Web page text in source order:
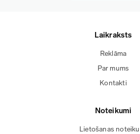
Laikraksts
Reklāma
Par mums
Kontakti
Noteikumi
Lietošanas